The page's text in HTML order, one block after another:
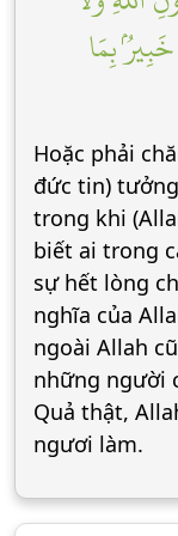
بِمَا
Hoặc phải
đức tin)
trong khi
biết ai trong
sự hết lòng
nghĩa của
ngoài Allah
những người
Quả thật,
ngươi làm.